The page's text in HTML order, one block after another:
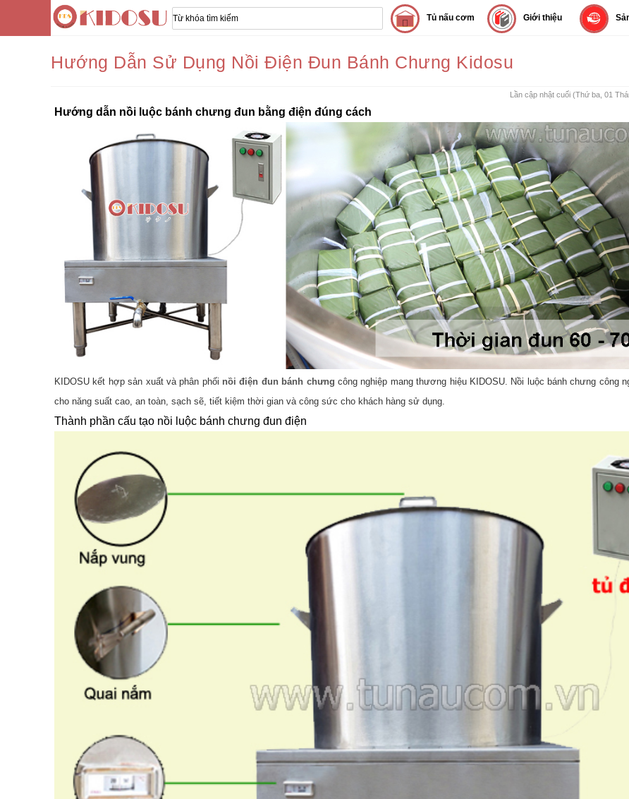
Tủ nấu cơm Giới thiệu
Hướng Dẫn Sử Dụng Nồi Điện Đun Bánh Chưng Kidosu
Lần cập nhật cuối (Thứ ba, 01
Hướng dẫn nồi luộc bánh chưng đun bằng điện đúng cách
KIDOSU kết hợp sản xuất và phân phối nồi điện đun bánh chưng công nghiệp mang thương hiệu KIDOSU. Nồi luộc bánh chưng công
cho năng suất cao, an toàn, sạch sẽ, tiết kiệm thời gian và công sức cho khách hàng sử dụng.
Thành phần cấu tạo nồi luộc bánh chưng đun điện